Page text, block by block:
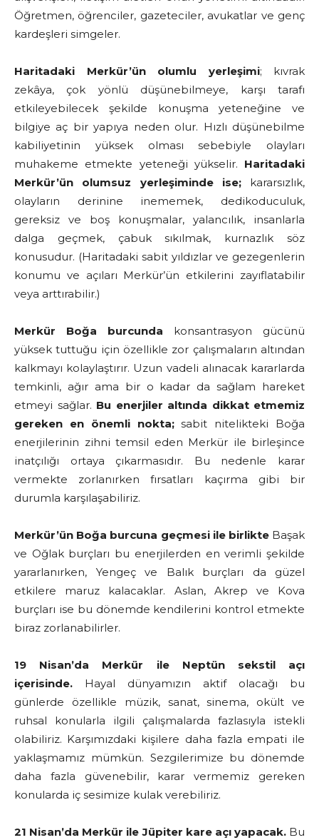
Öğretmen, öğrenciler, gazeteciler, avukatlar ve genç
kardeşleri simgeler.
Haritadaki Merkür’ün olumlu yerleşimi; kıvrak
zekâya, çok yönlü düşünebilmeye, karşı tarafı
etkileyebilecek şekilde konuşma yeteneğine ve
bilgiye aç bir yapıya neden olur. Hızlı düşünebilme
kabiliyetinin yüksek olması sebebiyle olayları
muhakeme etmekte yeteneği yükselir. Haritadaki
Merkür’ün olumsuz yerleşiminde ise; kararsızlık,
olayların derinine inememek, dedikoduculuk,
gereksiz ve boş konuşmalar, yalancılık, insanlarla
dalga geçmek, çabuk sıkılmak, kurnazlık söz
konusudur. (Haritadaki sabit yıldızlar ve gezegenlerin
konumu ve açıları Merkür’ün etkilerini zayıflatabilir
veya arttırabilir.)
Merkür Boğa burcunda konsantrasyon gücünü
yüksek tuttuğu için özellikle zor çalışmaların altından
kalkmayı kolaylaştırır. Uzun vadeli alınacak kararlarda
temkinli, ağır ama bir o kadar da sağlam hareket
etmeyi sağlar. Bu enerjiler altında dikkat etmemiz
gereken en önemli nokta;sabit nitelikteki Boğa
enerjilerinin zihni temsil eden Merkür ile birleşince
inatçılığı ortaya çıkarmasıdır. Bu nedenle karar
vermekte zorlanırken fırsatları kaçırma gibi bir
durumla karşılaşabiliriz.
Merkür’ün Boğa burcuna geçmesi ile birlikteBaşak
ve Oğlak burçları bu enerjilerden en verimli şekilde
yararlanırken, Yengeç ve Balık burçları da güzel
etkilere maruz kalacaklar. Aslan, Akrep ve Kova
burçları ise bu dönemde kendilerini kontrol etmekte
biraz zorlanabilirler.
19 Nisan’da Merkür ile Neptün sekstil açı
içerisinde. Hayal dünyamızın aktif olacağı bu
günlerde özellikle müzik, sanat, sinema, okült ve
ruhsal konularla ilgili çalışmalarda fazlasıyla istekli
olabiliriz. Karşımızdaki kişilere daha fazla empati ile
yaklaşmamız mümkün. Sezgilerimize bu dönemde
daha fazla güvenebilir, karar vermemiz gereken
konularda iç sesimize kulak verebiliriz.
21 Nisan’da Merkür ile Jüpiter kare açı yapacak.Bu